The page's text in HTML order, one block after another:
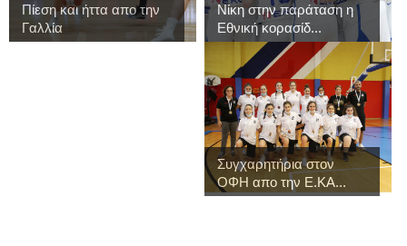
Πίεση και ήττα απο την
Γαλλία
Νίκη στην παράταση η
Εθνική κορασίδ...
Συγχαρητήρια στον
ΟΦΗ απο την Ε.ΚΑ...